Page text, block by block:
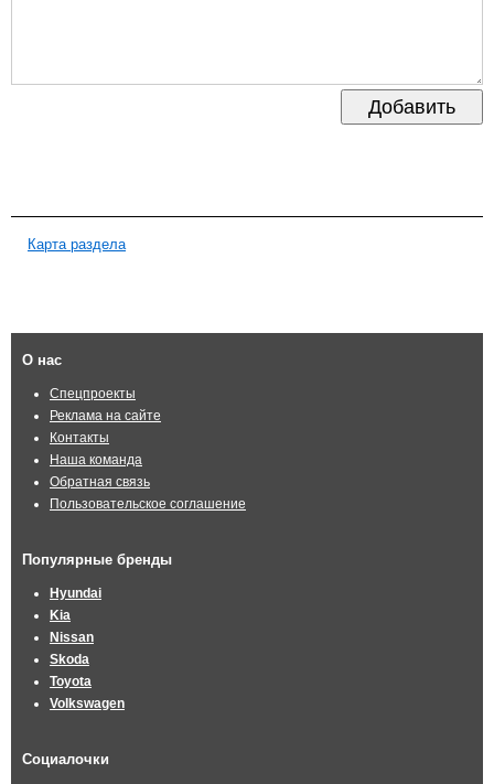
Добавить
Карта раздела
О нас
Спецпроекты
Реклама на сайте
Контакты
Наша команда
Обратная связь
Пользовательское соглашение
Популярные бренды
Hyundai
Kia
Nissan
Skoda
Toyota
Volkswagen
Социалочки